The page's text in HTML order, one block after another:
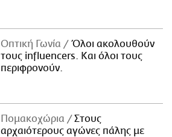
Οπτική Γωνία
Όλοι ακολουθούν
τους influencers. Και όλοι τους
περιφρονούν.
Πομακοχώρια
Στους
αρχαιότερους αγώνες πάλης με